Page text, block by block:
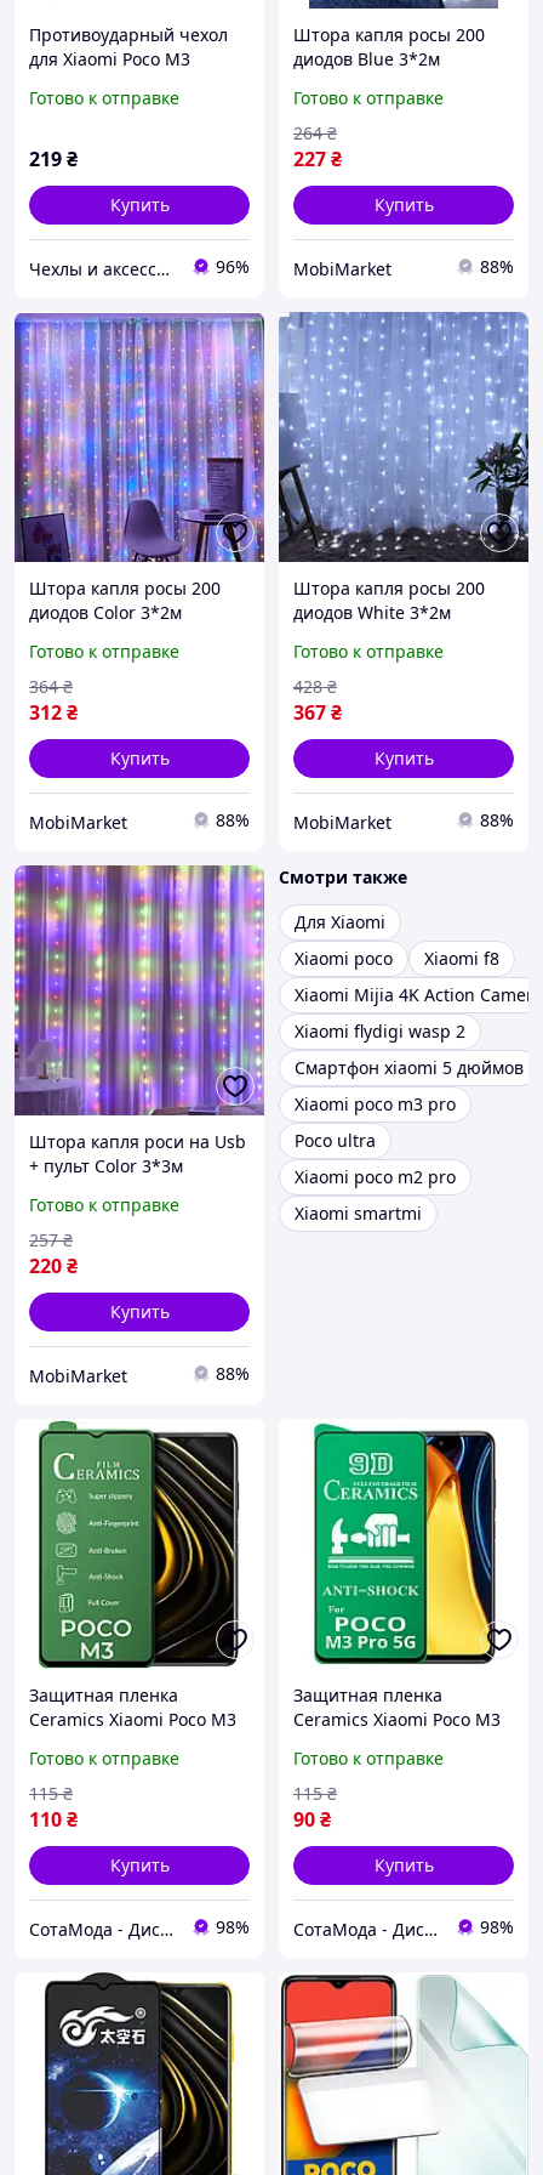
Противоударный чехол
для Xiaomi Росо М3
Готово к отправке
219₴
Купить
Чехлы и аксессуары | Mob4 96%
Штора капля росы 200
диодов Blue 3*2м
Готово к отправке
227₴
264 ₴
Купить
MobiMarket 88%
Штора капля росы 200
диодов Color 3*2м
Готово к отправке
312₴
364 ₴
Купить
MobiMarket 88%
Штора капля росы 200
диодов White 3*2м
Готово к отправке
367₴
428 ₴
Купить
MobiMarket 88%
Штора капля роси на Usb
+ пульт Color 3*3м
Готово к отправке
220₴
257 ₴
Купить
MobiMarket 88%
Смотри также
Для Xiaomi
Xiaomi poco
Xiaomi f8
Xiaomi Mijia 4K Action Camera
Xiaomi flydigi wasp 2
Смартфон xiaomi 5 дюймов
Xiaomi poco m3 pro
Poco ultra
Xiaomi poco m2 pro
Xiaomi smartmi
Защитная пленка
Ceramics Xiaomi Poco M3
Готово к отправке
110₴
115 ₴
Купить
СотаМода - Дискаунтер аксессуаров 98%
Защитная пленка
Ceramics Xiaomi Poco M3
Готово к отправке
90₴
115 ₴
Купить
СотаМода - Дискаунтер аксессуаров 98%